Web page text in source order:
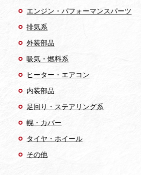
エンジン・パフォーマンスパーツ
排気系
外装部品
吸気・燃料系
ヒーター・エアコン
内装部品
足回り・ステアリング系
幌・カバー
タイヤ・ホイール
その他